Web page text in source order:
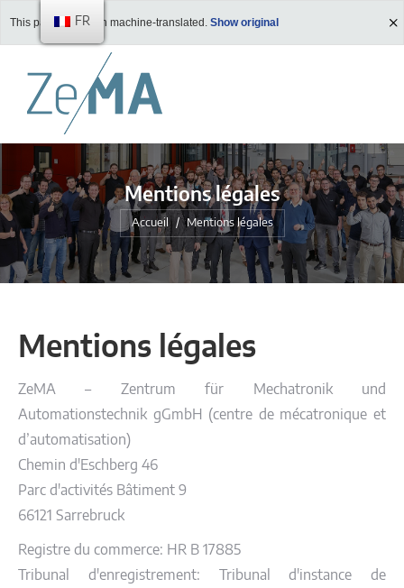
This page has been machine-translated. Show original
Mentions légales
Vous êtes ici :
Accueil Mentions légales
Mentions légales
ZeMA – Zentrum für Mechatronik und
Automationstechnik gGmbH (centre de mécatronique et
d’automatisation)
Chemin d'Eschberg 46
Parc d'activités Bâtiment 9
66121 Sarrebruck
Registre du commerce: HR B 17885
Tribunal d'enregistrement: Tribunal d'instance de
FR